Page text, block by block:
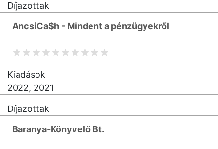
Díjazottak
AncsiCa$h - Mindent a pénzügyekről
Kiadások
2022, 2021
Díjazottak
Baranya-Könyvelő Bt.